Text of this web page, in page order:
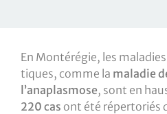
En Montérégie, les
tiques, comme la maladie
l’anaplasmose, sont en
220 cas ont été répertoriés